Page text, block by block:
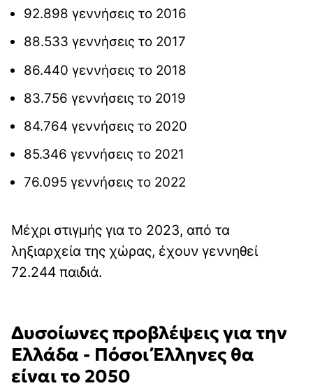
92.898 γεννήσεις το 2016
88.533 γεννήσεις το 2017
86.440 γεννήσεις το 2018
83.756 γεννήσεις το 2019
84.764 γεννήσεις το 2020
85.346 γεννήσεις το 2021
76.095 γεννήσεις το 2022
Μέχρι στιγμής για το 2023, από τα
ληξιαρχεία της χώρας, έχουν γεννηθεί
72.244 παιδιά.
Δυσοίωνες προβλέψεις για την
Ελλάδα - Πόσοι Έλληνες θα
είναι το 2050